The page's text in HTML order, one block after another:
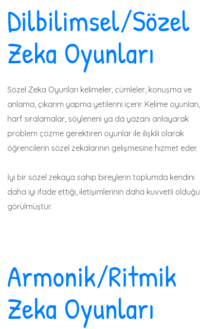
Dilbilimsel/Sözel
Zeka Oyunları
Sözel Zeka Oyunları kelimeler, cümleler, konuşma ve
anlama, çıkarım yapma yetilerini içerir. Kelime oyunları,
harf sıralamalar, söyleneni ya da yazanı anlayarak
problem çözme gerektiren oyunlar ile ilişkili olarak
öğrencilerin sözel zekalarının gelişmesine hizmet eder.
İyi bir sözel zekaya sahip bireylerin toplumda kendini
daha iyi ifade ettiği, iletişimlerinin daha kuvvetli olduğu
görülmüştür.
Armonik/Ritmik
Zeka Oyunları